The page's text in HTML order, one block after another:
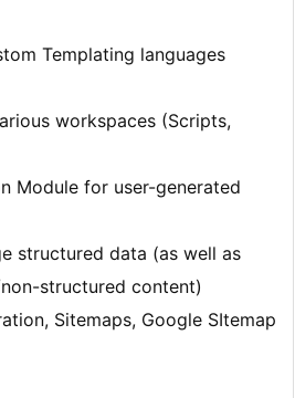
Templating languages
workspaces (Scripts,
Module for user-generated
structured data (as well as
structured content)
Sitemaps, Google SItemap